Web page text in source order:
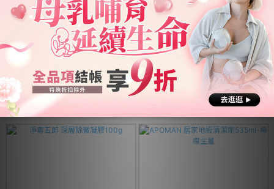
清檜Hinoki Life 抗菌驅離萬用清潔
劑600ml-多入優惠(1入/2入/4入/8
入)
NT$198 ~ NT$729
NT$857
Hinoki Life 清檜 檜木地板清潔劑
500ml
NT$198
NT$250